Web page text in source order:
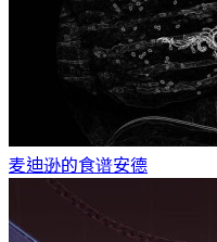
麦迪逊的食谱安德